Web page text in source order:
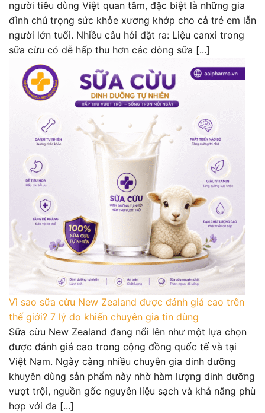
người tiêu dùng Việt quan tâm, đặc biệt là những gia
đình chú trọng sức khỏe xương khớp cho cả trẻ em lẫn
người lớn tuổi. Nhiều câu hỏi đặt ra: Liệu canxi trong
sữa cừu có dễ hấp thu hơn các dòng sữa [...]
Vì sao sữa cừu New Zealand được đánh giá cao trên
thế giới? 7 lý do khiến chuyên gia tin dùng
Sữa cừu New Zealand đang nổi lên như một lựa chọn
được đánh giá cao trong cộng đồng quốc tế và tại
Việt Nam. Ngày càng nhiều chuyên gia dinh dưỡng
khuyên dùng sản phẩm này nhờ hàm lượng dinh dưỡng
vượt trội, nguồn gốc nguyên liệu sạch và khả năng phù
hợp với đa [...]